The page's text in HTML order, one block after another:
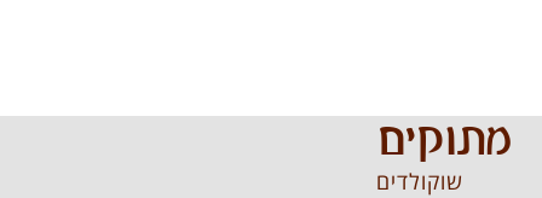
מתוקים
שוקולדים